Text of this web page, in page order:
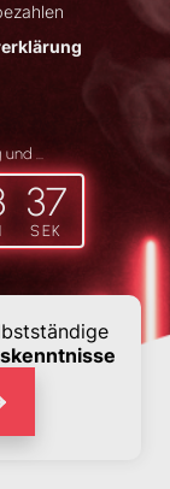
und …
35
SEK